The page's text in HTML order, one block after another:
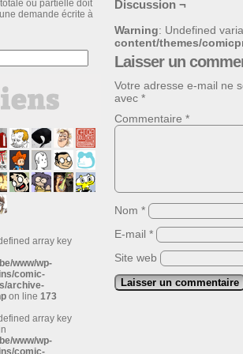
ou partielle doit
demande écrite à
array key
www/wp-
comic-
archive-
on line 173
array key
www/wp-
comic-
Discussion ¬
Warning: Undefined
content/themes/
Laisser un
Votre adresse e-mail ne
avec *
Commentaire *
Nom *
E-mail *
Site web